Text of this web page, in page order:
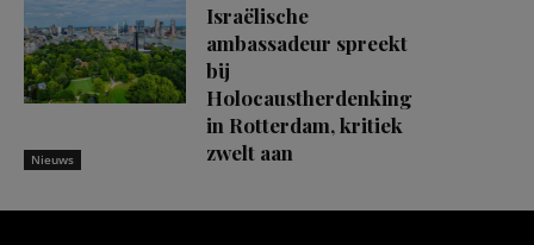
Nieuws
Israëlische
ambassadeur spreekt
bij
Holocaustherdenking
in Rotterdam, kritiek
zwelt aan